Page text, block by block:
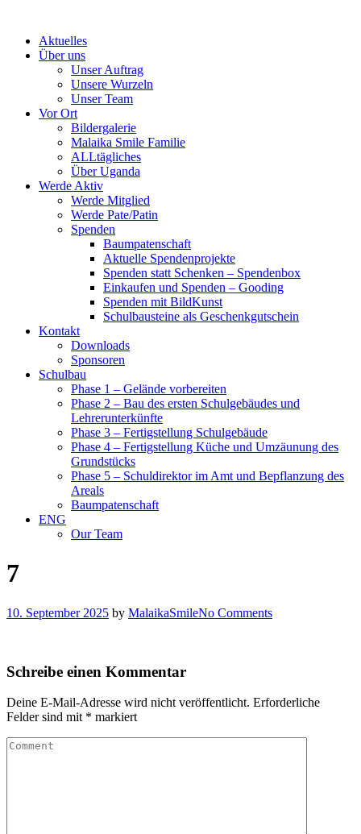
contentAktuelles
Über uns
Unser Auftrag
Unsere Wurzeln
Unser Team
Vor Ort
Bildergalerie
Malaika Smile Familie
ALLtägliches
Über Uganda
Werde Aktiv
Werde Mitglied
Werde Pate/Patin
Spenden
Baumpatenschaft
Aktuelle Spendenprojekte
Spenden statt Schenken – Spendenbox
Einkaufen und Spenden – Gooding
Spenden mit BildKunst
Schulbausteine als Geschenkgutschein
Kontakt
Downloads
Sponsoren
Schulbau
Phase 1 – Gelände vorbereiten
Phase 2 – Bau des ersten Schulgebäudes und
Lehrerunterkünfte
Phase 3 – Fertigstellung Schulgebäude
Phase 4 – Fertigstellung Küche und Umzäunung des
Grundstücks
Phase 5 – Schuldirektor im Amt und Bepflanzung des
Areals
Baumpatenschaft
ENG
Our Team
7
10. September 2025 by MalaikaSmileNo Comments
Schreibe einen Kommentar
Deine E-Mail-Adresse wird nicht veröffentlicht. Erforderliche
Felder sind mit * markiert